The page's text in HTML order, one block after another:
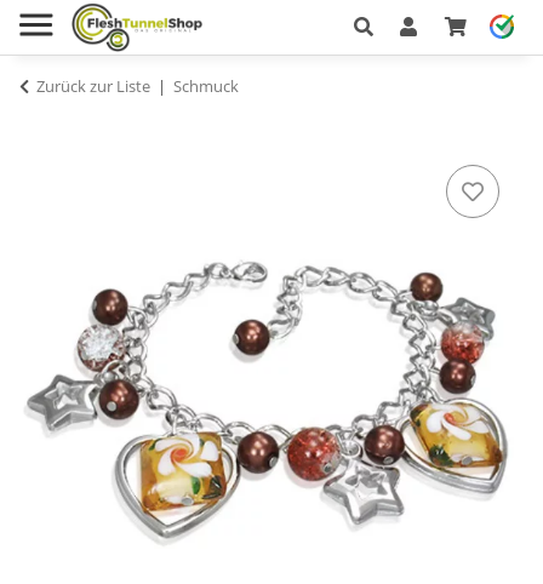
Zurück zur Liste Schmuck